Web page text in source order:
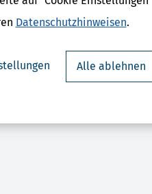
Datenschutzhinweisen.
Alle ablehnen